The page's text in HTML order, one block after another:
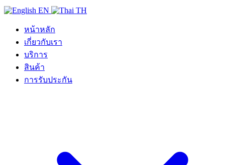
EN TH
หน้าหลัก
เกี่ยวกับเรา
บริการ
สินค้า
การรับประกัน